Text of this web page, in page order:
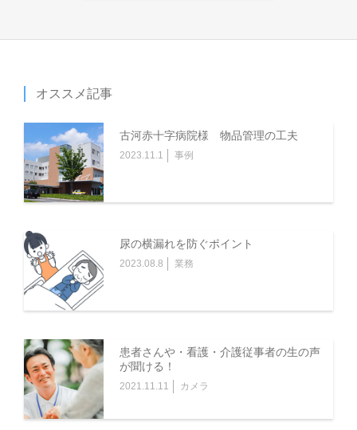
オススメ記事
古河赤十字病院様 物品管理の工夫
2023.11.1 事例
尿の横漏れを防ぐポイント
2023.08.8 業務
患者さんや・看護・介護従事者の生の声
が聞ける！
2021.11.11 カメラ